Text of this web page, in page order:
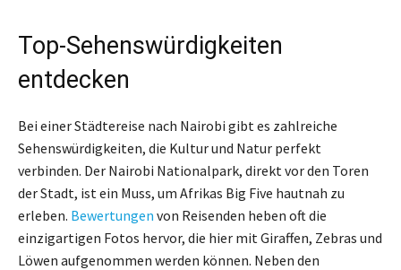
Top-Sehenswürdigkeiten
entdecken
Bei einer Städtereise nach Nairobi gibt es zahlreiche
Sehenswürdigkeiten, die Kultur und Natur perfekt
verbinden. Der Nairobi Nationalpark, direkt vor den Toren
der Stadt, ist ein Muss, um Afrikas Big Five hautnah zu
erleben. Bewertungen von Reisenden heben oft die
einzigartigen Fotos hervor, die hier mit Giraffen, Zebras und
Löwen aufgenommen werden können. Neben den